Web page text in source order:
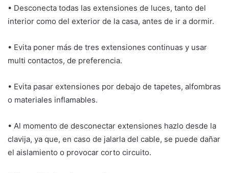
• Desconecta todas las extensiones de luces, tanto del
interior como del exterior de la casa, antes de ir a dormir.
• Evita poner más de tres extensiones continuas y usar
multi contactos, de preferencia.
• Evita pasar extensiones por debajo de tapetes, alfombras
o materiales inflamables.
• Al momento de desconectar extensiones hazlo desde la
clavija, ya que, en caso de jalarla del cable, se puede dañar
el aislamiento o provocar corto circuito.